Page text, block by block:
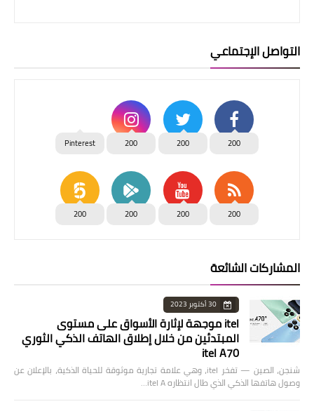
التواصل الإجتماعي
200
200
200
Pinterest
200
200
200
200
المشاركات الشائعة
30 أكتوبر 2023
itel موجهة لإثارة الأسواق على مستوى
المبتدئين من خلال إطلاق الهاتف الذكي الثوري
itel A70
شنجن، الصين — تفخر itel، وهي علامة تجارية موثوقة للحياة الذكية، بالإعلان عن
وصول هاتفها الذكي الذي طال انتظاره itel A…